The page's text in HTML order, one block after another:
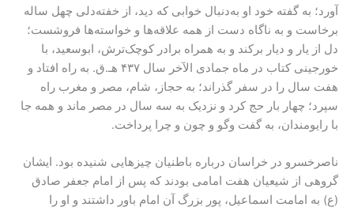
آورد؛ به گفته خود او به‌دنبال خوابی که دید، از خفته‌دلی چهل ساله
برخاست و به ناگاه دست از همه‌ علاقه‌ها و خواسته‌ها فروشست؛
دل از یار و دیار برکند و به همراه برادر کوچک‌ترش، ابوسعید، با
خورجینی کتاب در ماه جمادی الآخر سال ۴۳۷ هـ.ق. به راه افتاد و
هفت سال را در سفر گذراند؛ به حجاز، شام، مصر و مغرب راه
سپرد؛ چهار بار حج کرد و نزدیک به سه سال در مصر ماند و همه جا
با رایومندان، به گفت وگو و چون و چرا پرداخت.
ناصرخسرو در خراسان درباره‌ باطنیان چیزهایی شنیده بود. ایشان
گروهی از شیعیان هفت امامی بودند که پس از امام جعفر صادق
(ع) به امامت اسماعیل، پور بزرگ آن امام باور داشتند و او را